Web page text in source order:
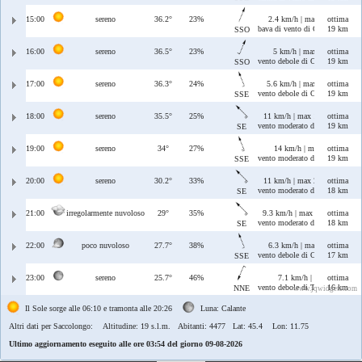
15:00 sereno 36.2°
23%
SSO
2.4 km/h | max 4.7 km/h
bava di vento di Ostro/Libeccio
ottima
19 km
16:00 sereno 36.5°
23%
SSO
5 km/h | max 7 km/h
vento debole di Ostro/Libeccio
ottima
19 km
17:00 sereno 36.3°
24%
SSE
5.6 km/h | max 8.5 km/h
vento debole di Ostro/Scirocco
ottima
19 km
18:00 sereno 35.5°
25%
SE
11 km/h | max 12 km/h
vento moderato di Scirocco
ottima
19 km
19:00 sereno 34°
27%
SSE
14 km/h | max 14 km/h
vento moderato di Ostro/
ottima
19 km
20:00 sereno 30.2°
33%
SE
11 km/h | max 21 km/h
vento moderato di Scirocco
ottima
18 km
21:00 irregolarmente nuvoloso 29°
35%
SE
9.3 km/h | max 20 km/h
vento moderato di Scirocco
ottima
18 km
22:00 poco nuvoloso 27.7°
38%
SSE
6.3 km/h | max 17 km/h
vento debole di Ostro/Scirocco
ottima
17 km
23:00 sereno 25.7°
46%
NNE
7.1 km/h | max 9 km/h
vento debole di Tramontana/
ottima
16 km
www.jqwidgets.com
Il Sole sorge alle 06:10 e tramonta alle 20:26
Luna: Calante
Altri dati per Saccolongo: Altitudine: 19 s.l.m. Abitanti: 4477 Lat: 45.4 Lon: 11.75
Ultimo aggiornamento eseguito alle ore 03:54 del giorno 09-08-2026